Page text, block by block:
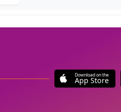
Download on the
App Store